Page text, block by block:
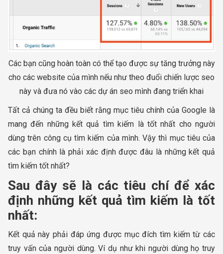
Các bạn cũng hoàn toàn có thể tạo được sự tăng trưởng này
cho các website của mình nếu như theo đuổi chiến lược seo
này và đưa nó vào các dự án seo mình đang triển khai
Tất cả chúng ta đều biết rằng mục tiêu chính của Google là
mang đến những kết quả tìm kiếm là tốt nhất cho người
dùng trên công cụ tìm kiếm của mình. Vậy thì mục tiêu của
các bạn chính là phải xác định được đâu là những kết quả
tìm kiếm tốt nhất?
Sau đây sẽ là các tiêu chí để xác
định những kết quả tìm kiếm là tốt
nhất:
Kết quả này phải đáp ứng được mục đích tìm kiếm từ các
truy vấn của người dùng. Ví dụ như khi người dùng họ truy